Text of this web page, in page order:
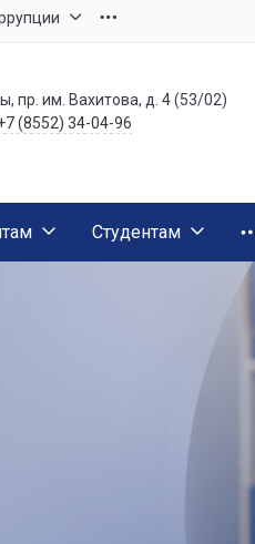
пр. им. Вахитова, д. 4 (53/02)
(8552) 34-04-96
Студентам